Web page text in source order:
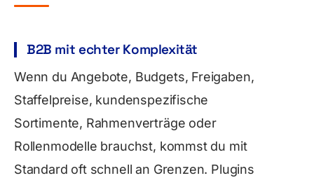
B2B mit echter Komplexität
Wenn du Angebote, Budgets, Freigaben,
Staffelpreise, kundenspezifische
Sortimente, Rahmenverträge oder
Rollenmodelle brauchst, kommst du mit
Standard oft schnell an Grenzen. Plugins